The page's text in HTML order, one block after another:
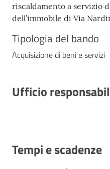
riscaldamento a servizio
dell’immobile di Via
Tipologia del bando
Acquisizione di beni e servizi
Ufficio
Tempi e scadenze